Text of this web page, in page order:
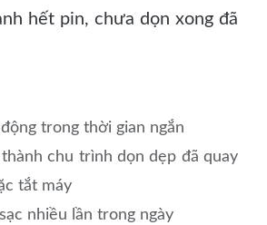
hết pin, chưa dọn xong đã
trong thời gian ngắn
chu trình dọn dẹp đã quay
tắt máy
nhiều lần trong ngày